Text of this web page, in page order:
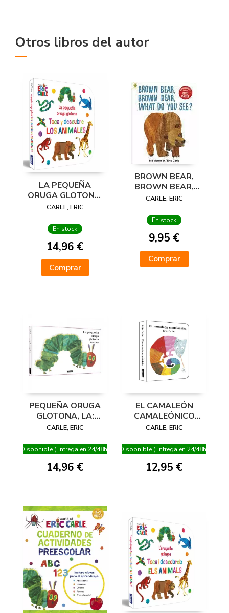
Otros libros del autor
LA PEQUEÑA
ORUGA GLOTONA.
TOCA Y DESCUBRE
(COLECCIÓN ERIC
CARLE)
CARLE, ERIC
En stock
14,96 €
Comprar
BROWN BEAR,
BROWN BEAR,
WHAT DO YOU
READ BY ERIC
CARLE
CARLE, ERIC
En stock
9,95 €
Comprar
PEQUEÑA ORUGA
GLOTONA, LA:
ALBUM ILUSTRADO
CARLE, ERIC
Disponible (Entrega en 24/48h)
14,96 €
EL CAMALEÓN
CAMALEÓNICO
(COLECCIÓN ERIC
CARLE, ERIC
Disponible (Entrega en 24/48h)
12,95 €